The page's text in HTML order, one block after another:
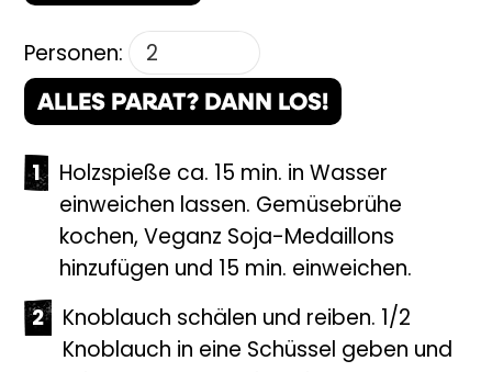
Personen:
ALLES PARAT? DANN LOS!
Holzspieße ca. 15 min. in Wasser
einweichen lassen. Gemüsebrühe
kochen, Veganz Soja-Medaillons
hinzufügen und 15 min. einweichen.
Knoblauch schälen und reiben. 1/2
Knoblauch in eine Schüssel geben und